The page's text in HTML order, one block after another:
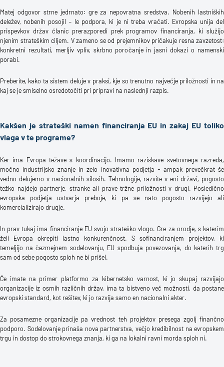
Matej odgovor strne jedrnato: gre za nepovratna sredstva. Nobenih lastniških
deležev, nobenih posojil – le podpora, ki je ni treba vračati. Evropska unija del
prispevkov držav članic prerazporedi prek programov financiranja, ki služijo
njenim strateškim ciljem. V zameno se od prejemnikov pričakuje resna zavzetost:
konkretni rezultati, merljiv vpliv, skrbno poročanje in jasni dokazi o namenski
porabi.
Preberite, kako ta sistem deluje v praksi, kje so trenutno največje priložnosti in na
kaj se je smiselno osredotočiti pri pripravi na naslednji razpis.
Kakšen je strateški namen financiranja EU in zakaj EU toliko
vlaga v te programe?
Ker ima Evropa težave s koordinacijo. Imamo raziskave svetovnega razreda,
močno industrijsko znanje in zelo inovativna podjetja - ampak prevečkrat še
vedno delujemo v nacionalnih silosih. Tehnologije, razvite v eni državi, pogosto
težko najdejo partnerje, stranke ali prave tržne priložnosti v drugi. Posledično
evropska podjetja ustvarja preboje, ki pa se nato pogosto razvijejo ali
komercializirajo drugje.
In prav tukaj ima financiranje EU svojo strateško vlogo. Gre za orodje, s katerim
želi Evropa okrepiti lastno konkurenčnost. S sofinanciranjem projektov, ki
temeljijo na čezmejnem sodelovanju, EU spodbuja povezovanja, do katerih trg
sam od sebe pogosto sploh ne bi prišel.
Če imate na primer platformo za kibernetsko varnost, ki jo skupaj razvijajo
organizacije iz osmih različnih držav, ima ta bistveno več možnosti, da postane
evropski standard, kot rešitev, ki jo razvija samo en nacionalni akter.
Za posamezne organizacije pa vrednost teh projektov presega zgolj finančno
podporo. Sodelovanje prinaša nova partnerstva, večjo kredibilnost na evropskem
trgu in dostop do strokovnega znanja, ki ga na lokalni ravni morda sploh ni.